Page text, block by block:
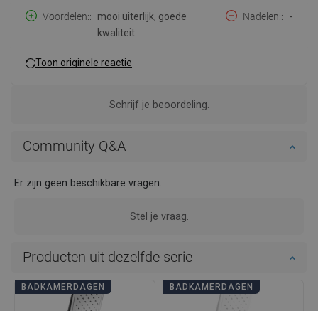
Voordelen:
mooi uiterlijk, goede
kwaliteit
Nadelen: -
Toon originele reactie
Schrijf je beoordeling.
Community Q&A
Er zijn geen beschikbare vragen.
Stel je vraag.
Producten uit dezelfde serie
BADKAMERDAGEN BADKAMERDAGEN